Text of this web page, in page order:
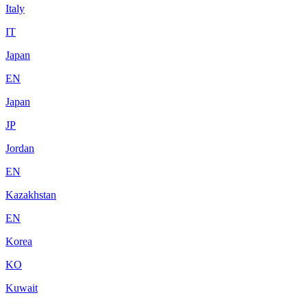
Italy
IT
Japan
EN
Japan
JP
Jordan
EN
Kazakhstan
EN
Korea
KO
Kuwait